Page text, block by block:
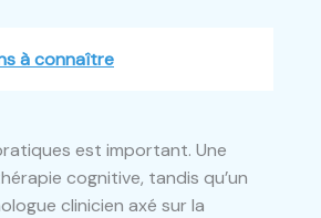
à connaître
est important. Une
cognitive, tandis qu’un
clinicien axé sur la